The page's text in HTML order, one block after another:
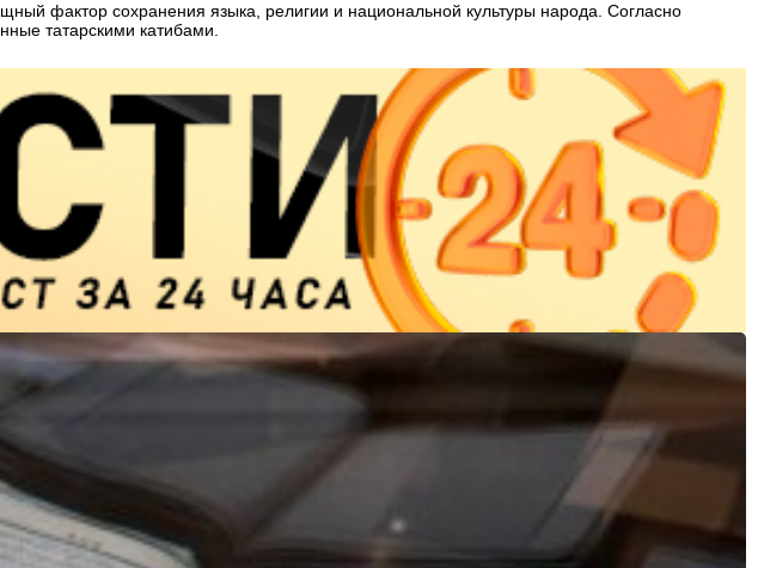
фактор сохранения языка, религии и национальной культуры народа. Согласно
татарскими катибами.